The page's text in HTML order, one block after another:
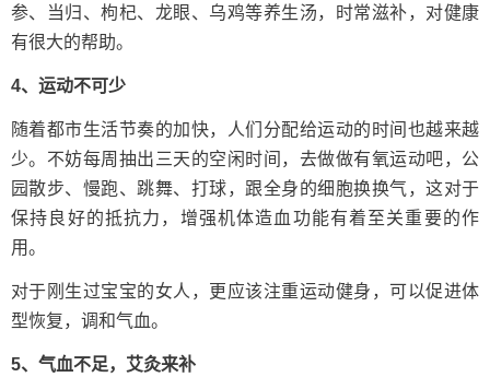
参、当归、枸杞、龙眼、乌鸡等养生汤，时常滋补，对健康
有很大的帮助。
4、运动不可少
随着都市生活节奏的加快，人们分配给运动的时间也越来越
少。不妨每周抽出三天的空闲时间，去做做有氧运动吧，公
园散步、慢跑、跳舞、打球，跟全身的细胞换换气，这对于
保持良好的抵抗力，增强机体造血功能有着至关重要的作
用。
对于刚生过宝宝的女人，更应该注重运动健身，可以促进体
型恢复，调和气血。
5、气血不足，艾灸来补